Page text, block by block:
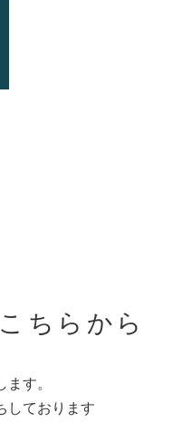
いたします。
立てるため
ちらから
す。
しております